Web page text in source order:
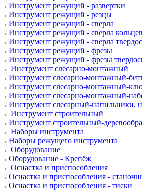
Инструмент режущий - развертки
Инструмент режущий - резцы
Инструмент режущий - сверла
Инструмент режущий - сверла
Инструмент режущий - сверла
Инструмент режущий - фрезы
Инструмент режущий - фрезы
Инструмент слесарно-монтажный
Инструмент слесарно-монтажный-
Инструмент слесарно-монтажный-
Инструмент слесарно-монтажный-
Инструмент слесарный-напильники,
Инструмент строительный
Инструмент строительный-
Наборы инструмента
Наборы режущего инструмента
Оборудование
Оборудование - Крепёж
Оснастка и приспособления
Оснастка и приспособления -
Оснастка и приспособления - тиски